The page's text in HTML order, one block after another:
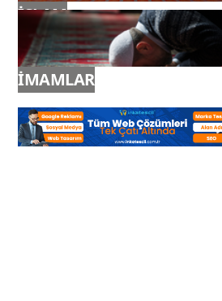
İSLAM
İMAMLAR